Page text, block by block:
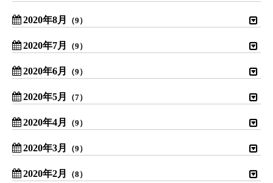
2020年8月 （9）
2020年7月 （9）
2020年6月 （9）
2020年5月 （7）
2020年4月 （9）
2020年3月 （9）
2020年2月 （8）